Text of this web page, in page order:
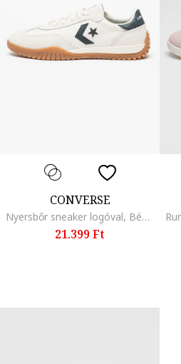
CONVERSE
Nyersbőr sneaker logóval, Bézs/Törtfehér
21.399 Ft